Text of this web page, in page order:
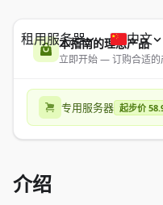
租用服务器 中文
本指南的理想产品
立即开始 — 订购合适的
专用服务器 起步价
介绍